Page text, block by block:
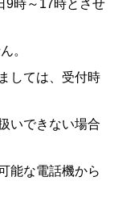
9時～17時とさせ
。
しては、受付時
いできない場合
能な電話機から